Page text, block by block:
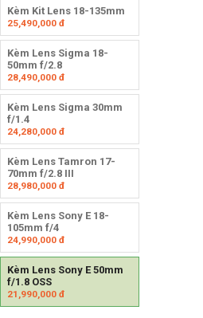
Kèm Kit Lens 18-135mm
25,490,000đ
Kèm Lens Sigma 18-
50mm f/2.8
28,490,000đ
Kèm Lens Sigma 30mm
f/1.4
24,280,000đ
Kèm Lens Tamron 17-
70mm f/2.8 III
28,980,000đ
Kèm Lens Sony E 18-
105mm f/4
24,990,000đ
Kèm Lens Sony E 50mm
f/1.8 OSS
21,990,000đ